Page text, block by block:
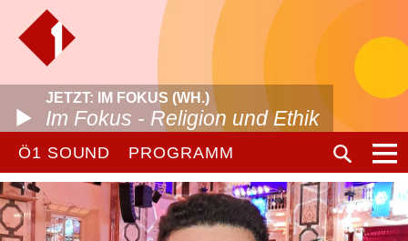
JETZT: IM FOKUS (WH.)
Im Fokus - Religion und Ethik
Ö1 SOUND PROGRAMM